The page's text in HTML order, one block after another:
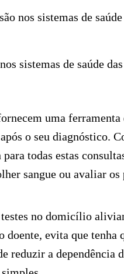
nos sistemas de saúde
sistemas de saúde
uma ferramenta
o seu diagnóstico.
todas estas
sangue ou avaliar
no domicílio
doente, evita que tenha
reduzir a dependência